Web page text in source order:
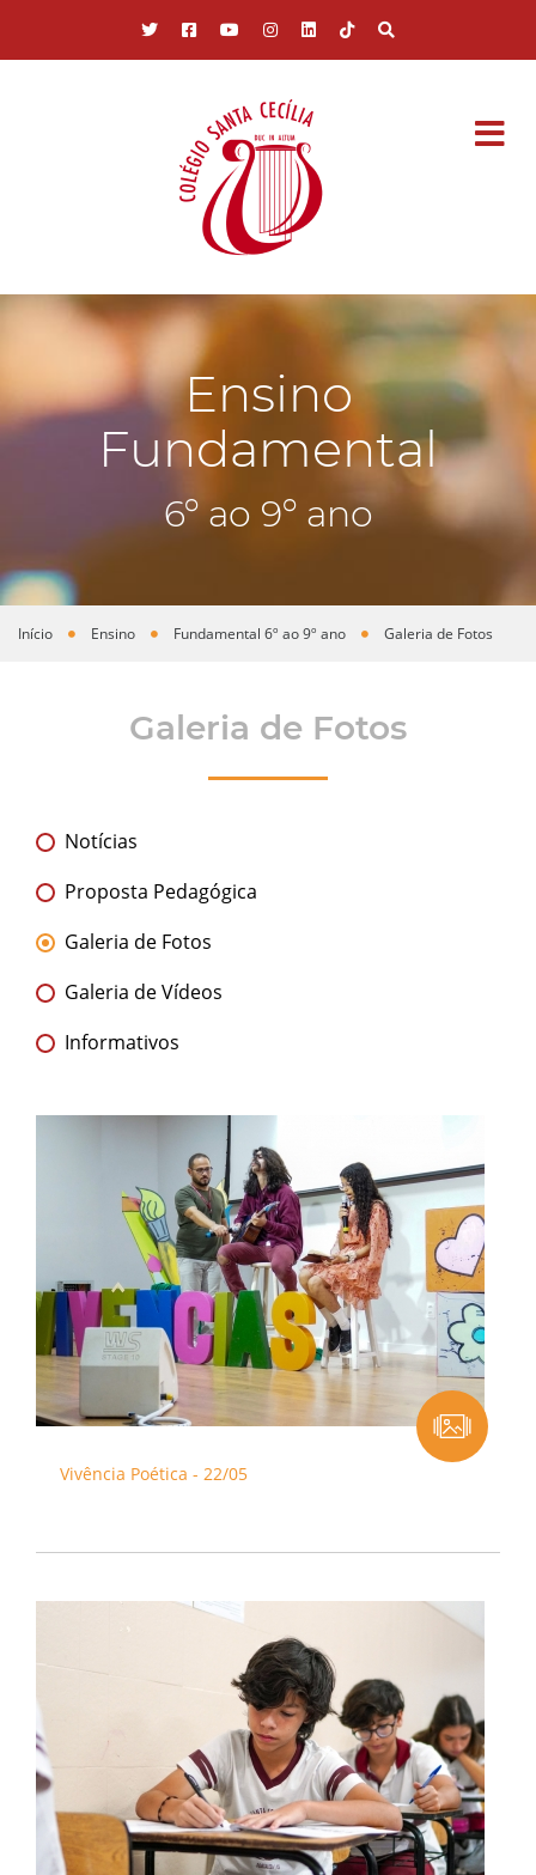
Ensino
Fundamental
6º ao 9º ano
Você está aqui
Início Ensino Fundamental 6º ao 9º ano Galeria de Fotos
Galeria de Fotos
Notícias
Proposta Pedagógica
Galeria de Fotos
Galeria de Vídeos
Informativos
Vivência Poética - 22/05